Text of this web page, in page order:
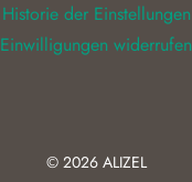
Historie der Einstellungen
Einwilligungen widerrufen
© 2026 ALIZEL